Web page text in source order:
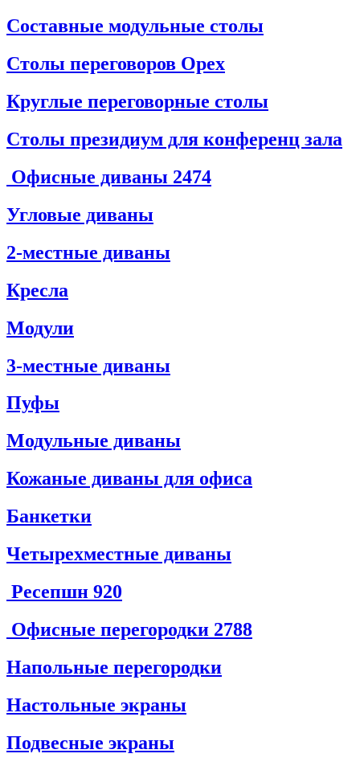
Составные модульные столы
Столы переговоров Орех
Круглые переговорные столы
Столы президиум для конференц зала
Офисные диваны 2474
Угловые диваны
2-местные диваны
Кресла
Модули
3-местные диваны
Пуфы
Модульные диваны
Кожаные диваны для офиса
Банкетки
Четырехместные диваны
Ресепшн 920
Офисные перегородки 2788
Напольные перегородки
Настольные экраны
Подвесные экраны